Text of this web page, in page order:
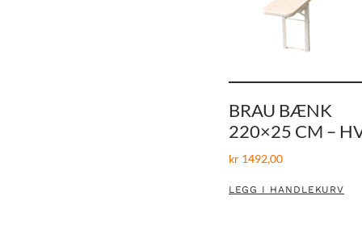
BRAU BÆNK
220×25 CM –
kr1492,00
LEGG I HANDLEKURV